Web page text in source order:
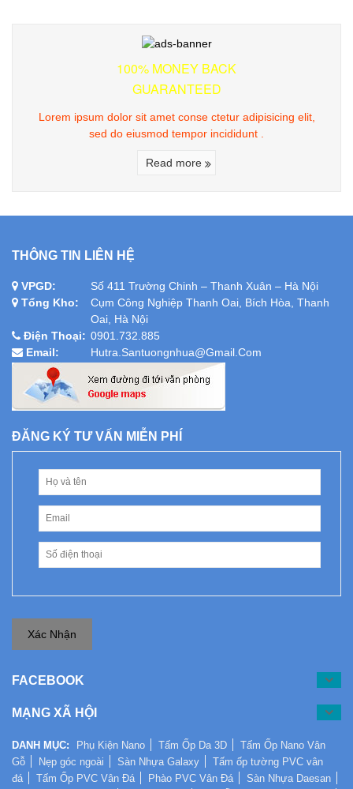
100% MONEY BACK
GUARANTEED
Lorem ipsum dolor sit amet conse ctetur adipisicing elit,
sed do eiusmod tempor incididunt .
Read more
THÔNG TIN LIÊN HỆ
VPGD:
Số 411 Trường Chinh – Thanh Xuân – Hà Nội
Tổng Kho:
Cụm Công Nghiệp Thanh Oai, Bích Hòa, Thanh
Oai, Hà Nội
Điện Thoại: 0901.732.885
Email:
Hutra.santuongnhua@gmail.com
ĐĂNG KÝ TƯ VẤN MIỄN PHÍ
Xác Nhận
FACEBOOK
MẠNG XÃ HỘI
DANH MỤC: Phụ Kiện Nano Tấm Ốp Da 3D
Tấm Ốp Nano Vân
Gỗ
Nẹp góc ngoài Sàn Nhựa Galaxy
Tấm ốp tường PVC vân
đá
Tấm Ốp PVC Vân Đá Phào PVC Vân Đá Sàn Nhựa Daesan